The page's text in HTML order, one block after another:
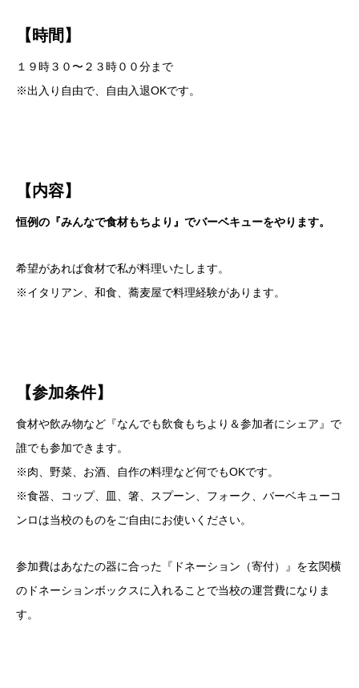
【時間】
１９時３０〜２３時００分まで
※出入り自由で、自由入退OKです。
【内容】
恒例の『みんなで食材もちより』でバーベキューをやります。
希望があれば食材で私が料理いたします。
※イタリアン、和食、蕎麦屋で料理経験があります。
【参加条件】
食材や飲み物など『なんでも飲食もちより＆参加者にシェア』で
誰でも参加できます。
※肉、野菜、お酒、自作の料理など何でもOKです。
※食器、コップ、皿、箸、スプーン、フォーク、バーベキューコ
ンロは当校のものをご自由にお使いください。
参加費はあなたの器に合った『ドネーション（寄付）』を玄関横
のドネーションボックスに入れることで当校の運営費になりま
す。